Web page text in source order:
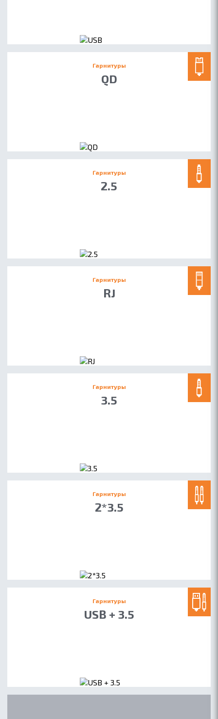
Гарнитуры
QD
Гарнитуры
2.5
Гарнитуры
RJ
Гарнитуры
3.5
Гарнитуры
2*3.5
Гарнитуры
USB + 3.5